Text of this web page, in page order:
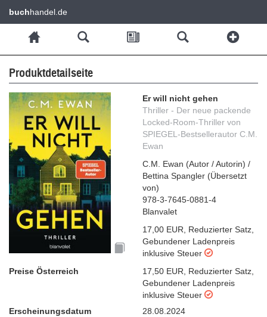
buchhandel.de
Produktdetailseite
Er will nicht gehen
Thriller - Der neue packende
Locked-Room-Thriller von
SPIEGEL-Bestsellerautor C.M.
Ewan
C.M. Ewan (Autor / Autorin) /
Bettina Spangler (Übersetzt
von)
978-3-7645-0881-4
Blanvalet
17,00 EUR
Reduzierter Satz
Gebundener Ladenpreis
inklusive Steuer
Preise Österreich
17,50 EUR Reduzierter Satz
Gebundener Ladenpreis
inklusive Steuer
Erscheinungsdatum
28.08.2024